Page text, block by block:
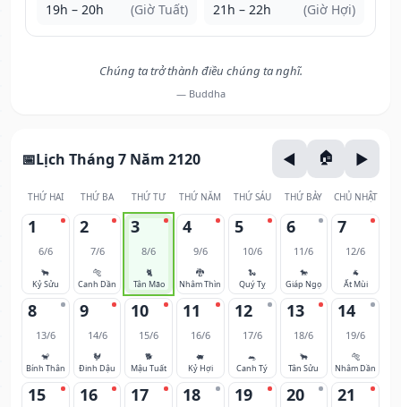
19h – 20h (Giờ Tuất) 21h – 22h (Giờ Hợi)
Chúng ta trở thành điều chúng ta nghĩ.
— Buddha
Lịch Tháng 7 Năm 2120
THỨ HAI THỨ BA THỨ TƯ THỨ NĂM THỨ SÁU THỨ BẢY CHỦ NHẬT
1
6/6
🐂
Kỷ Sửu
2
7/6
🐅
Canh Dần
3
8/6
🐈
Tân Mão
4
9/6
🐉
Nhâm Thìn
5
10/6
🐍
Quý Tỵ
6
11/6
🐎
Giáp Ngọ
7
12/6
🐐
Ất Mùi
8
13/6
🐒
Bính Thân
9
14/6
🐓
Đinh Dậu
10
15/6
🐕
Mậu Tuất
11
16/6
🐖
Kỷ Hợi
12
17/6
🐀
Canh Tý
13
18/6
🐂
Tân Sửu
14
19/6
🐅
Nhâm Dần
15 16 17 18 19 20 21